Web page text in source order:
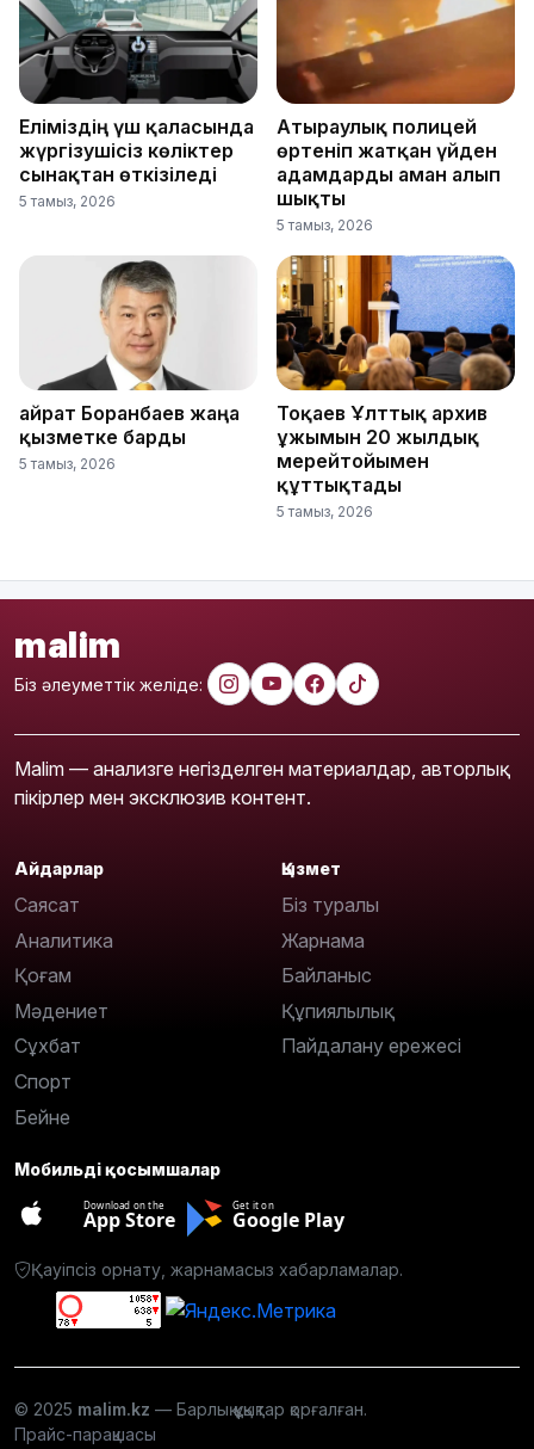
Еліміздің үш қаласында
жүргізушісіз көліктер
сынақтан өткізіледі
5 тамыз, 2026
Атыраулық полицей
өртеніп жатқан үйден
адамдарды аман алып
шықты
5 тамыз, 2026
Қайрат Боранбаев жаңа
қызметке барды
5 тамыз, 2026
Тоқаев Ұлттық архив
ұжымын 20 жылдық
мерейтойымен
құттықтады
5 тамыз, 2026
malim
Біз әлеуметтік желіде:
Malim — анализге негізделген материалдар, авторлық
пікірлер мен эксклюзив контент.
Айдарлар
Саясат
Аналитика
Қоғам
Мәдениет
Сұхбат
Спорт
Бейне
Қызмет
Біз туралы
Жарнама
Байланыс
Құпиялылық
Пайдалану ережесі
Мобильді қосымшалар
Download on the
App Store
Get it on
Google Play
Қауіпсіз орнату, жарнамасыз хабарламалар.
© 2025 malim.kz — Барлық құқықтар қорғалған.
Прайс-парақшасы